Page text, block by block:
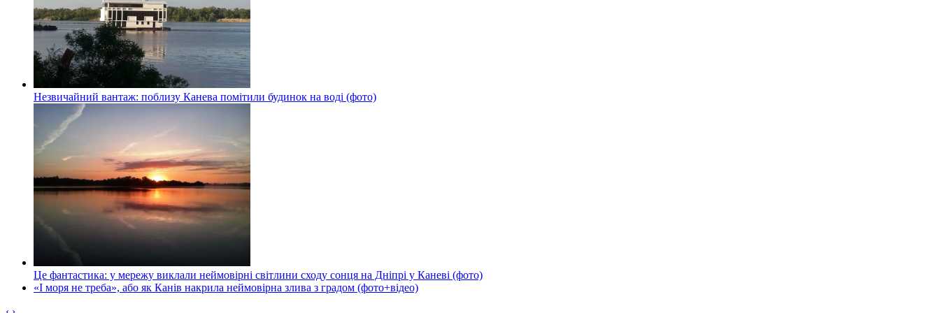
Незвичайний вантаж: поблизу Канева помітили будинок на воді (фото)
Це фантастика: у мережу виклали неймовірні світлини сходу сонця на Дніпрі у Каневі (фото)
«І моря не треба», або як Канів накрила неймовірна злива з градом (фото+відео)